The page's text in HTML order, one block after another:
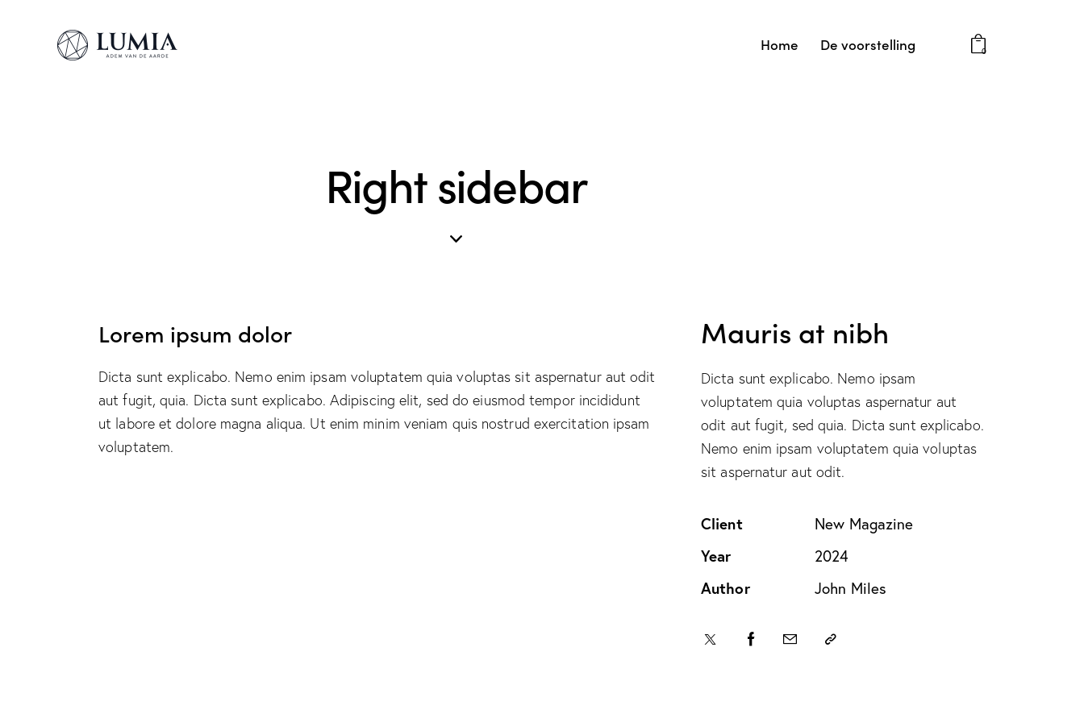
Home De voorstelling 0
Right sidebar
Lorem ipsum dolor
Dicta sunt explicabo. Nemo enim ipsam voluptatem quia voluptas sit aspernatur aut odit
aut fugit, quia. Dicta sunt explicabo. Adipiscing elit, sed do eiusmod tempor incididunt
ut labore et dolore magna aliqua. Ut enim minim veniam quis nostrud exercitation ipsam
voluptatem.
Mauris at nibh
Dicta sunt explicabo. Nemo ipsam
voluptatem quia voluptas aspernatur aut
odit aut fugit, sed quia. Dicta sunt explicabo.
Nemo enim ipsam voluptatem quia voluptas
sit aspernatur aut odit.
Client
New Magazine
Year
2024
Author
John Miles